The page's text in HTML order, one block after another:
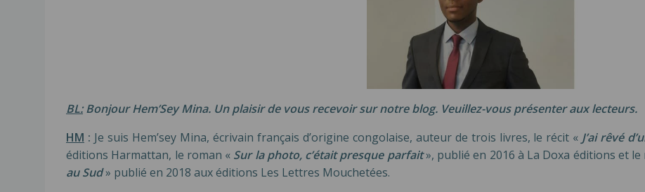
BL:Bonjour Hem’Sey Mina. Un plaisir de vous recevoir sur notre blog. Veuillez-vous présenter aux lecteurs.
HM : Je suis Hem’sey Mina, écrivain français d’origine congolaise, auteur de trois livres, le récit « J’ai rêvé
éditions Harmattan, le roman « Sur la photo, c’était presque parfait», publié en 2016 à La Doxa éditions et le
au Sud» publié en 2018 aux éditions Les Lettres Mouchetées.